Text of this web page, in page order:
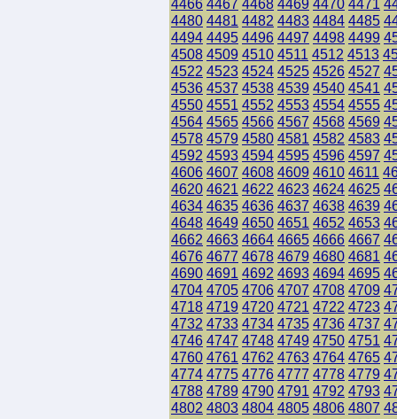
4466 4467 4468 4469 4470 4471
4480 4481 4482 4483 4484 4485
4494 4495 4496 4497 4498 4499
4508 4509 4510 4511 4512 4513
4522 4523 4524 4525 4526 4527
4536 4537 4538 4539 4540 4541
4550 4551 4552 4553 4554 4555
4564 4565 4566 4567 4568 4569
4578 4579 4580 4581 4582 4583
4592 4593 4594 4595 4596 4597
4606 4607 4608 4609 4610 4611
4620 4621 4622 4623 4624 4625
4634 4635 4636 4637 4638 4639
4648 4649 4650 4651 4652 4653
4662 4663 4664 4665 4666 4667
4676 4677 4678 4679 4680 4681
4690 4691 4692 4693 4694 4695
4704 4705 4706 4707 4708 4709
4718 4719 4720 4721 4722 4723
4732 4733 4734 4735 4736 4737
4746 4747 4748 4749 4750 4751
4760 4761 4762 4763 4764 4765
4774 4775 4776 4777 4778 4779
4788 4789 4790 4791 4792 4793
4802 4803 4804 4805 4806 4807